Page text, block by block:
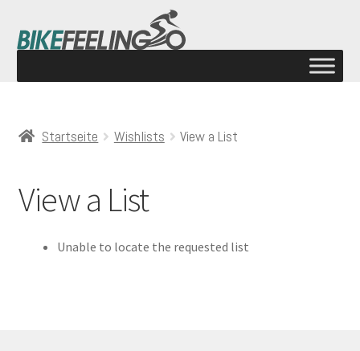
Startseite Wishlists View a List
View a List
Unable to locate the requested list